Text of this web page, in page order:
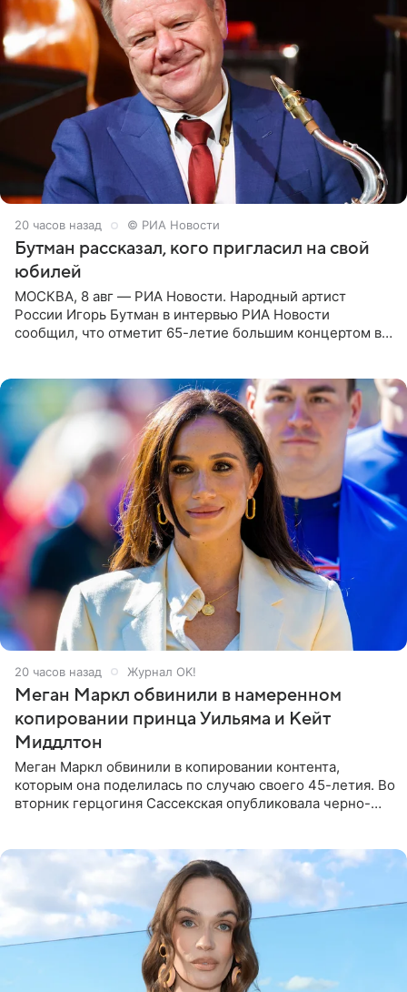
20 часов назад © РИА Новости
Бутман рассказал, кого пригласил на свой
юбилей
МОСКВА, 8 авг — РИА Новости. Народный артист
России Игорь Бутман в интервью РИА Новости
сообщил, что отметит 65-летие большим концертом в
20 часов назад Журнал OK!
Меган Маркл обвинили в намеренном
копировании принца Уильяма и Кейт
Миддлтон
Меган Маркл обвинили в копировании контента,
которым она поделилась по случаю своего 45-летия. Во
вторник герцогиня Сассекская опубликовала черно-